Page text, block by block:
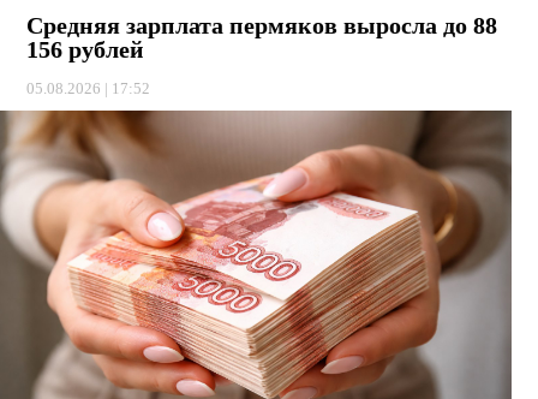
Средняя зарплата пермяков выросла до 88
156 рублей
05.08.2026 | 17:52